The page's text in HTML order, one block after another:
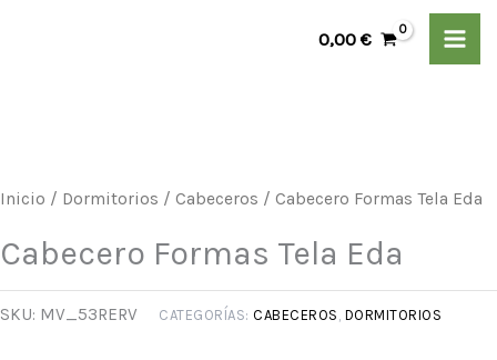
0,00€
Inicio / Dormitorios / Cabeceros / Cabecero Formas Tela Eda
Cabecero Formas Tela Eda
SKU: MV_53RERV CATEGORÍAS: CABECEROS , DORMITORIOS
de
precios:
desde
Tela
cantidad